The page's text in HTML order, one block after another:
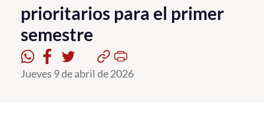
Investigación, Creación e Innovación
PUCV Internacional
Vinculación con el Medio
prioritarios para el primer
semestre
Jueves 9 de abril de 2026